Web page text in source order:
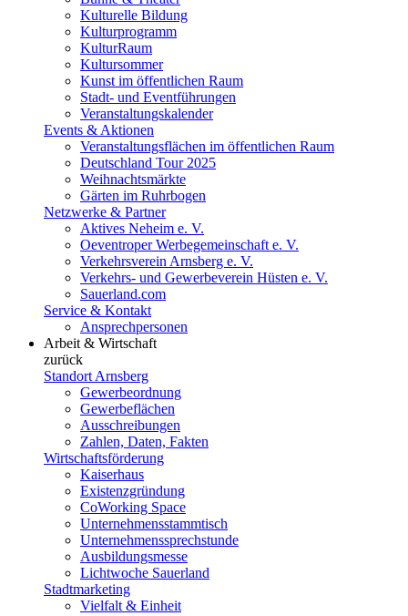
Kulturelle Bildung
Kulturprogramm
KulturRaum
Kultursommer
Kunst im öffentlichen Raum
Stadt- und Eventführungen
Veranstaltungskalender
Events & Aktionen
Veranstaltungsflächen im öffentlichen Raum
Deutschland Tour 2025
Weihnachtsmärkte
Gärten im Ruhrbogen
Netzwerke & Partner
Aktives Neheim e. V.
Oeventroper Werbegemeinschaft e. V.
Verkehrsverein Arnsberg e. V.
Verkehrs- und Gewerbeverein Hüsten e. V.
Sauerland.com
Service & Kontakt
Ansprechpersonen
Arbeit & Wirtschaft
zurück
Standort Arnsberg
Gewerbeordnung
Gewerbeflächen
Ausschreibungen
Zahlen, Daten, Fakten
Wirtschaftsförderung
Kaiserhaus
Existenzgründung
CoWorking Space
Unternehmensstammtisch
Unternehmenssprechstunde
Ausbildungsmesse
Lichtwoche Sauerland
Stadtmarketing
Vielfalt & Einheit